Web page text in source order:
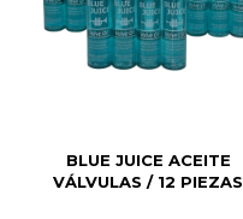
BLUE JUICE ACEITE
VÁLVULAS / 12 PIEZAS